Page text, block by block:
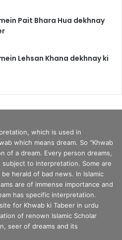
Pait Bhara Hua dekhnay
Lehsan Khana dekhnay ki
which is used in
which means dream. So “Khwab
of a dream. Every person dreams,
to interpretation. Some are
herald of bad news. In Islamic
are of immense importance and
has specific interpretation.
for Khwab ki Tabeer in urdu
of renown Islamic Scholar
seer of dreams and its